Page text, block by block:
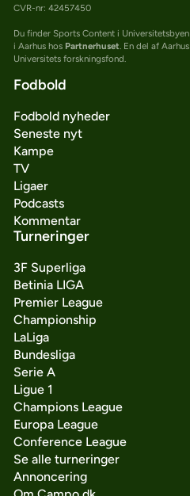
CVR-nr: 42457450
Du finder Sports Content i Universitetsbyen
i Aarhus hos Partnerhuset . En del af Aarhus
Universitets forskningsfond.
Fodbold
Fodbold nyheder
Seneste nyt
Kampe
TV
Ligaer
Podcasts
Kommentar
Turneringer
3F Superliga
Betinia LIGA
Premier League
Championship
LaLiga
Bundesliga
Serie A
Ligue 1
Champions League
Europa League
Conference League
Se alle turneringer
Annoncering